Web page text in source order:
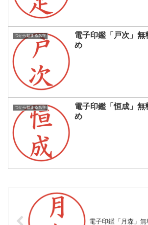
つから始まる名字
電子印鑑「戸次」無
め
つから始まる名字
電子印鑑「恒成」無
め
電子印鑑「月森」